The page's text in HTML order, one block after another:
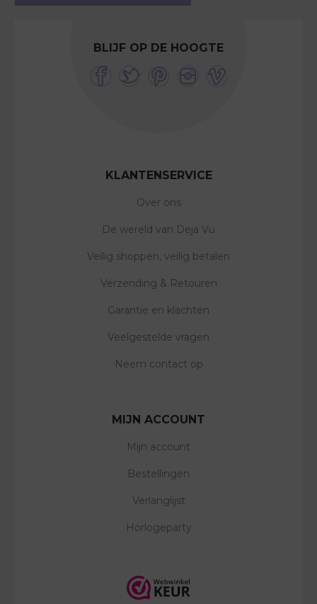
BLIJF OP DE HOOGTE
KLANTENSERVICE
Over ons
De wereld van Deja Vu
Veilig shoppen, veilig betalen
Verzending & Retouren
Garantie en klachten
Veelgestelde vragen
Neem contact op
MIJN ACCOUNT
Mijn account
Bestellingen
Verlanglijst
Horlogeparty